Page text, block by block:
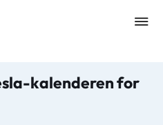
kalenderen for